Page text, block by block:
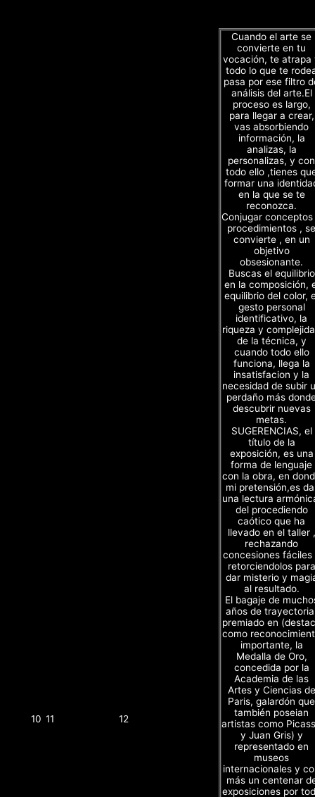
10 11 12
Cuando el arte se
convierte en tu
vocación, te atrapa
todo lo que te
pasa por ese filtro
análisis del arte.El
proceso es largo,
para llegar a crear,
vas absorbiendo
información, la
analizas, la
personalizas, y con
todo ello ,tienes
formar una
en la que se te
reconozca.
Conjugar
procedimientos , se
convierte , en un
objetivo
obsesionante.
Buscas el equilibrio
en la composición,
equilibrio del color,
gesto personal
identificativo, la
riqueza y
de la técnica, y
cuando todo ello
funciona, llega la
insatisfacion y la
necesidad de subir
perdaño más
descubrir nuevas
metas.
SUGERENCIAS, el
título de la
exposición, es una
forma de lenguaje
con la obra, en
mi pretensión,es
una lectura
del procediendo
caótico que ha
llevado en el taller ,
rechazando
concesiones fáciles
retorciendolos para
dar misterio y
al resultado.
El bagaje de
años de
premiado en
como
importante, la
Medalla de Oro,
concedida por la
Academia de las
Artes y Ciencias de
Paris, galardón que
también poseian
artistas como
y Juan Gris) y
representado en
museos
internacionales y
más un centenar
exposiciones por